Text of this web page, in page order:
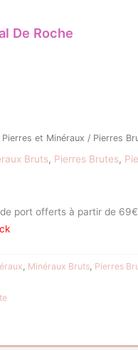
De Roche
Pierres et Minéraux / Pierres
Bruts, Pierres Brutes,
port offerts à partir de 69€
, Minéraux Bruts, Pierres